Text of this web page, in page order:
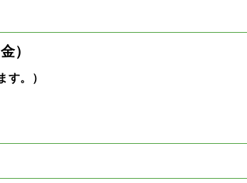
）
。）